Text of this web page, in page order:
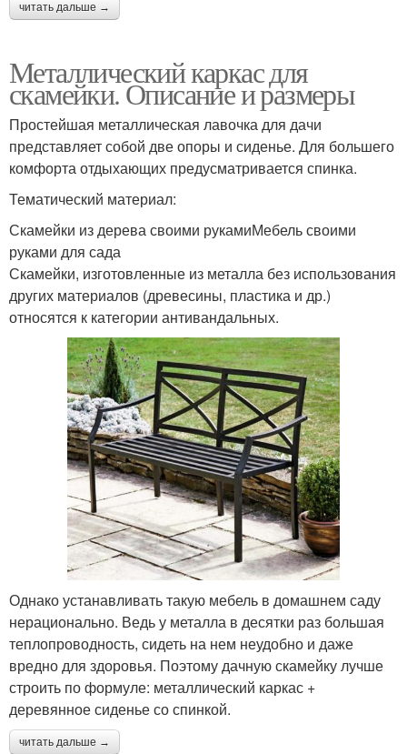
читать дальше →
Металлический каркас для
скамейки. Описание и размеры
Простейшая металлическая лавочка для дачи
представляет собой две опоры и сиденье. Для большего
комфорта отдыхающих предусматривается спинка.
Тематический материал:
Скамейки из дерева своими рукамиМебель своими
руками для сада
Скамейки, изготовленные из металла без использования
других материалов (древесины, пластика и др.)
относятся к категории антивандальных.
Однако устанавливать такую мебель в домашнем саду
нерационально. Ведь у металла в десятки раз большая
теплопроводность, сидеть на нем неудобно и даже
вредно для здоровья. Поэтому дачную скамейку лучше
строить по формуле: металлический каркас +
деревянное сиденье со спинкой.
читать дальше →